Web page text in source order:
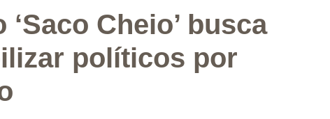
Cheio’ busca
políticos por